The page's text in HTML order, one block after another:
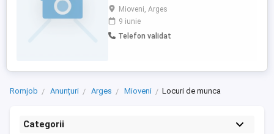
Execut lucrări de construcții și finisaje:
fațade termosistem rigips gresie și
faianță parchet tencuială adeziv și placări
finisaje interioare și exterioare Lucrez
Mioveni, Arges
9 iunie
Telefon validat
Romjob Anunțuri Arges Mioveni Locuri de munca
Categorii